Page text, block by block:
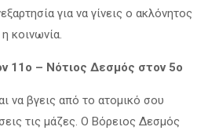
για να γίνεις ο ακλόνητος
κοινωνία.
11ο – Νότιος Δεσμός στον 5ο
να βγεις από το ατομικό σου
τις μάζες. Ο Βόρειος Δεσμός